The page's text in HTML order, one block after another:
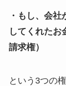
・もし、会
してくれたお
請求権）
という3つの